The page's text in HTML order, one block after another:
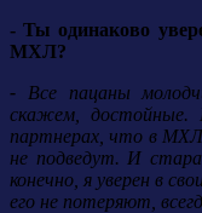
- Ты одинаково
МХЛ?
- Все пацаны
скажем, достойные.
партнерах, что в
не подведут. И
конечно, я уверен в
его не потеряют,